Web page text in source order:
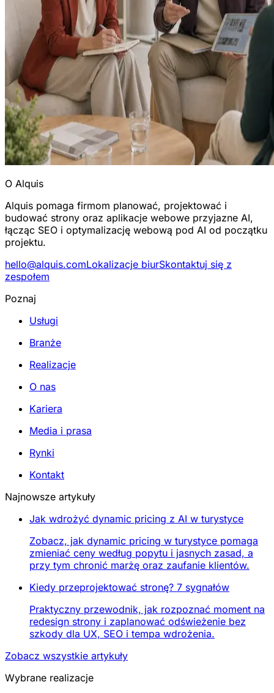
O Alquis
Alquis pomaga firmom planować, projektować i
budować strony oraz aplikacje webowe przyjazne AI,
łącząc SEO i optymalizację webową pod AI od początku
projektu.
hello@alquis.comLokalizacje biurSkontaktuj się z
zespołem
Poznaj
Usługi
Branże
Realizacje
O nas
Kariera
Media i prasa
Rynki
Kontakt
Najnowsze artykuły
Jak wdrożyć dynamic pricing z AI w turystyce
Zobacz, jak dynamic pricing w turystyce pomaga
zmieniać ceny według popytu i jasnych zasad, a
przy tym chronić marżę oraz zaufanie klientów.
Kiedy przeprojektować stronę? 7 sygnałów
Praktyczny przewodnik, jak rozpoznać moment na
redesign strony i zaplanować odświeżenie bez
szkody dla UX, SEO i tempa wdrożenia.
Zobacz wszystkie artykuły
Wybrane realizacje